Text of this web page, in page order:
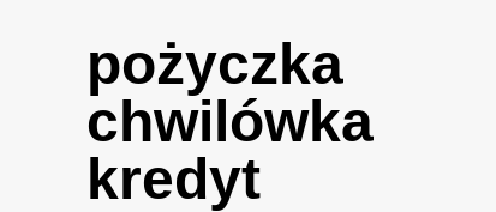
pożyczka
chwilówka
kredyt